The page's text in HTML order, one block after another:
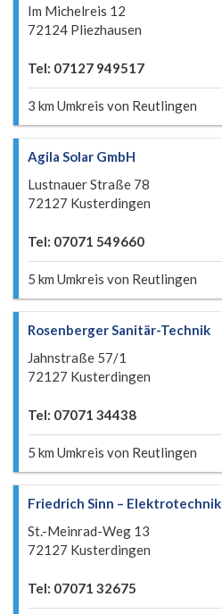
Im Michelreis 12
72124 Pliezhausen
Tel: 07127 949517
3 km Umkreis von Reutlingen
Agila Solar GmbH
Lustnauer Straße 78
72127 Kusterdingen
Tel: 07071 549660
5 km Umkreis von Reutlingen
Rosenberger Sanitär-Technik
Jahnstraße 57/1
72127 Kusterdingen
Tel: 07071 34438
5 km Umkreis von Reutlingen
Friedrich Sinn – Elektrotechnik
St.-Meinrad-Weg 13
72127 Kusterdingen
Tel: 07071 32675